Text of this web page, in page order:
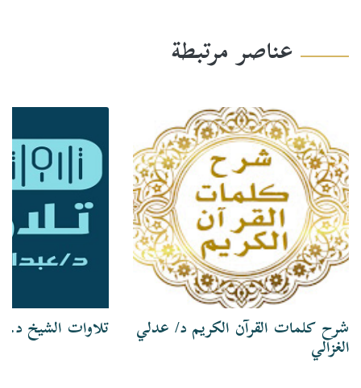
عناصر مرتبطة
شرح كلمات القرآن الكريم د/ عدلي
الغزالي
تلاوات الشيخ د.